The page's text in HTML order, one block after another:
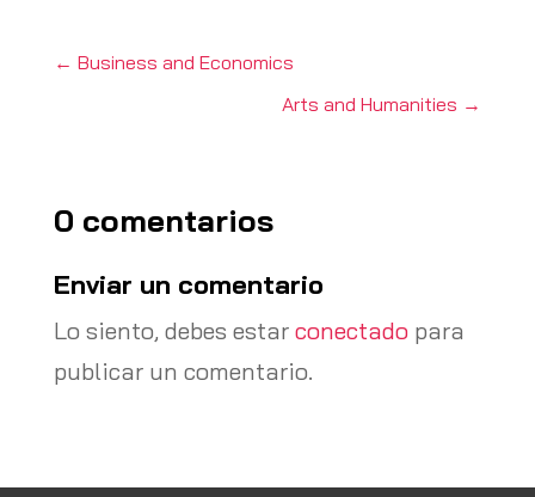
← Business and Economics
Arts and Humanities →
0 comentarios
Enviar un comentario
Lo siento, debes estar conectadopara
publicar un comentario.